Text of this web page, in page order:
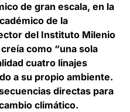
de gran escala, en la
de la
del Instituto Milenio
como “una sola
cuatro linajes
a su propio ambiente.
directas para
climático.